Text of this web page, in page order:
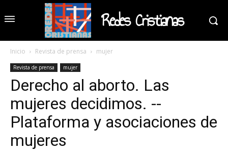
Redes Cristianas
Inicio Revista de prensa mujer
Revista de prensa mujer
Derecho al aborto. Las
mujeres decidimos. --
Plataforma y asociaciones de
mujeres